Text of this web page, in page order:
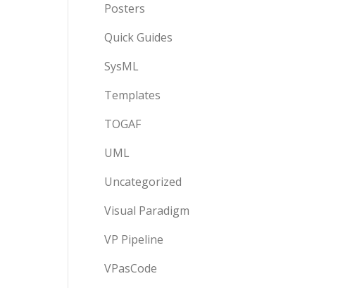
Posters
Quick Guides
SysML
Templates
TOGAF
UML
Uncategorized
Visual Paradigm
VP Pipeline
VPasCode